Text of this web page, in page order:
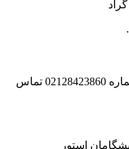
قبل از خرید برای موجودی و قیمت با شماره 02128423860 تماس
استور